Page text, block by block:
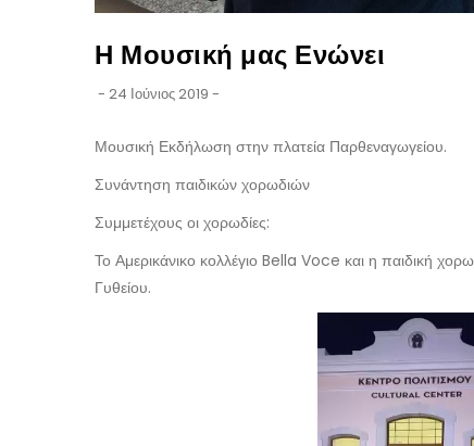
Η Μουσική μας Ενώνει
- 24 Ιούνιος 2019 -
Μουσική Εκδήλωση στην πλατεία Παρθεναγωγείου.
Συνάντηση παιδικών χορωδιών
Συμμετέχους οι χορωδίες:
Το Αμερικάνικο κολλέγιο Bella Voce και η παιδική
Γυθείου.